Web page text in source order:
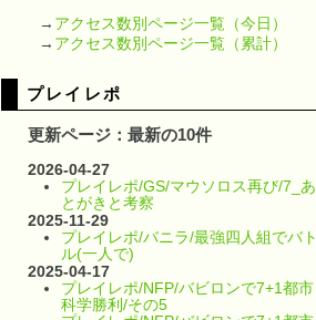
→ アクセス数別ページ一覧（今日）
→ アクセス数別ページ一覧（累計）
プレイレポ
更新ページ：最新の10件
2026-04-27
プレイレポ/GS/マウソロス再び/7_あ
とがきと考察
2025-11-29
プレイレポ/バニラ/最強四人組でバト
ル(一人で)
2025-04-17
プレイレポ/NFP/バビロンで7+1都市
科学勝利/その5